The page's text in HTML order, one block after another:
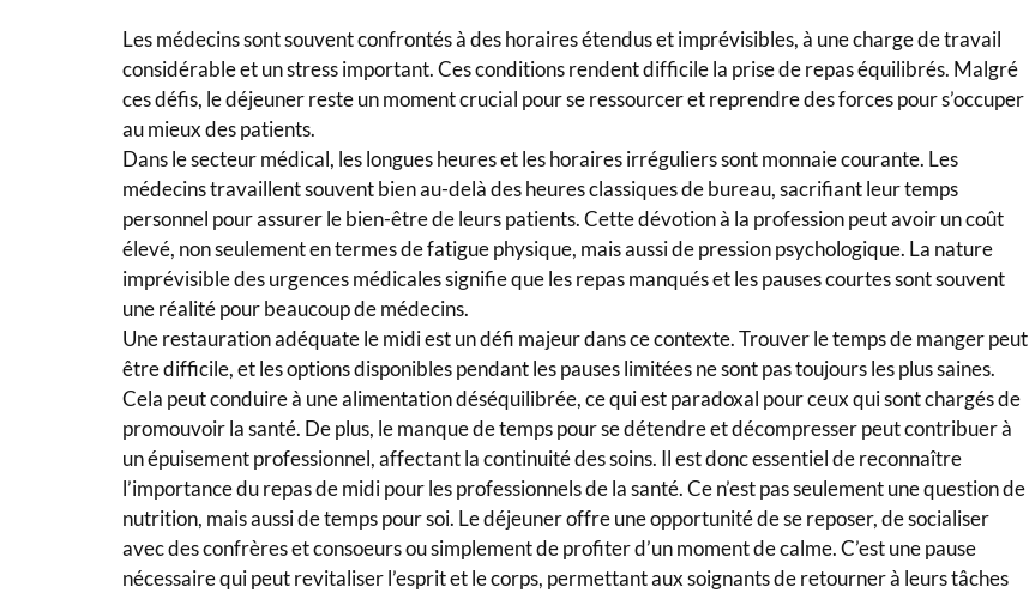
Les médecins sont souvent confrontés à des horaires étendus et imprévisibles, à une charge de travail
considérable et un stress important. Ces conditions rendent difficile la prise de repas équilibrés. Malgré
ces défis, le déjeuner reste un moment crucial pour se ressourcer et reprendre des forces pour s’occuper
au mieux des patients.
Dans le secteur médical, les longues heures et les horaires irréguliers sont monnaie courante. Les
médecins travaillent souvent bien au-delà des heures classiques de bureau, sacrifiant leur temps
personnel pour assurer le bien-être de leurs patients. Cette dévotion à la profession peut avoir un coût
élevé, non seulement en termes de fatigue physique, mais aussi de pression psychologique. La nature
imprévisible des urgences médicales signifie que les repas manqués et les pauses courtes sont souvent
une réalité pour beaucoup de médecins.
Une restauration adéquate le midi est un défi majeur dans ce contexte. Trouver le temps de manger peut
être difficile, et les options disponibles pendant les pauses limitées ne sont pas toujours les plus saines.
Cela peut conduire à une alimentation déséquilibrée, ce qui est paradoxal pour ceux qui sont chargés de
promouvoir la santé. De plus, le manque de temps pour se détendre et décompresser peut contribuer à
un épuisement professionnel, affectant la continuité des soins. Il est donc essentiel de reconnaître
l’importance du repas de midi pour les professionnels de la santé. Ce n’est pas seulement une question de
nutrition, mais aussi de temps pour soi. Le déjeuner offre une opportunité de se reposer, de socialiser
avec des confrères et consoeurs ou simplement de profiter d’un moment de calme. C’est une pause
nécessaire qui peut revitaliser l’esprit et le corps, permettant aux soignants de retourner à leurs tâches